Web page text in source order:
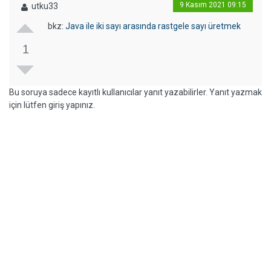
utku33 9 Kasım 2021 09:15
1
bkz: Java ile iki sayı arasında rastgele sayı üretmek
Bu soruya sadece kayıtlı kullanıcılar yanıt yazabilirler. Yanıt yazmak
için lütfen giriş yapınız.